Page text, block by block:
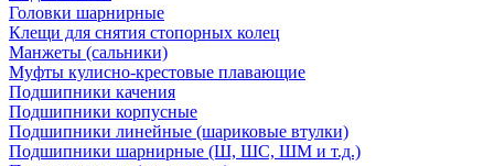
Головки шарнирные
Клещи для снятия стопорных колец
Манжеты (сальники)
Муфты кулисно-крестовые плавающие
Подшипники качения
Подшипники корпусные
Подшипники линейные (шариковые втулки)
Подшипники шарнирные (Ш, ШС, ШМ и т.д.)